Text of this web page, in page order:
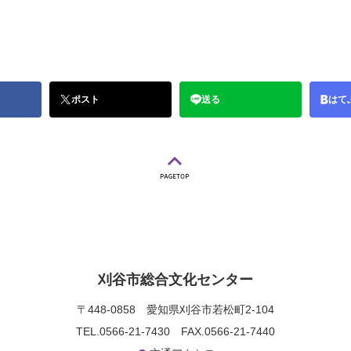
ポスト 送る はて
刈谷市総合文化センター
〒448-0858 愛知県刈谷市若松町2-104
TEL.0566-21-7430 FAX.0566-21-7440